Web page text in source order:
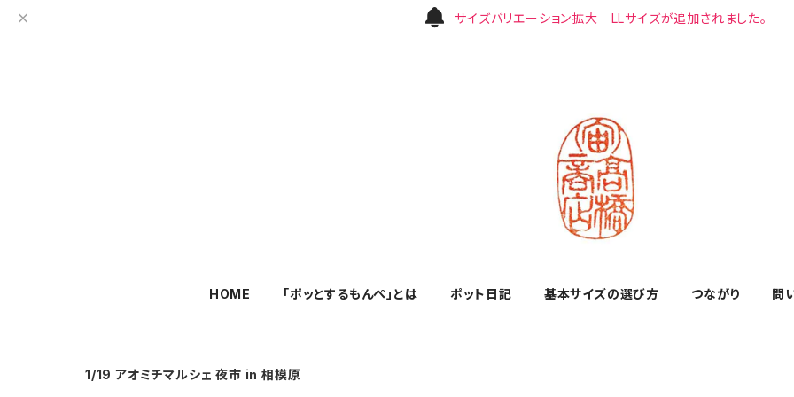
サイズバリエーション拡大 LLサイズが追加されました。
HOME 「ポッとするもんぺ」とは ポット日記 基本サイズの選び方 つながり 問
1/19 アオミチマルシェ 夜市 in 相模原